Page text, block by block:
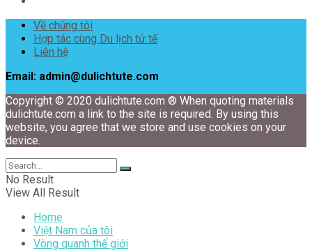
Về chúng tôi
Hợp tác cùng Du lịch tử tế
Liên hệ
Email: admin@dulichtute.com
Copyright © 2020 dulichtute.com ® When quoting materials
dulichtute.com a link to the site is required. By using this
website, you agree that we store and use cookies on your
device.
No Result
View All Result
Home
Việt Nam của tôi
Vòng quanh thế giới